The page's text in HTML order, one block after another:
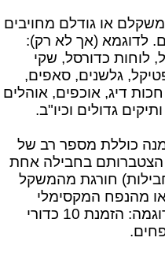
או גודלם מחויבים
לדוגמא (אך לא רק):
לוחות כדורסל, שקי
גלשנים, סאפים,
דיג, אוכפים, אוהלים
גדולים וכיו"ב.
כוללת מספר רב של
הצטברותם בחבילה אחת
חורגת מהמשקל
(12 ק"ג) או מהנפח המקסימלי
(50X40X40 ס"מ). דוגמה: הזמנת 10 כדורי